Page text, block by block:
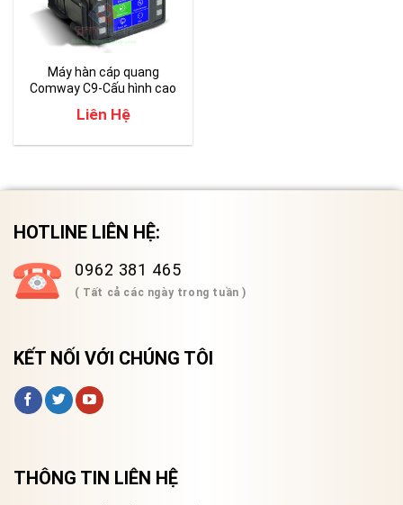
Máy hàn cáp quang
Comway C9-Cấu hình cao
Liên Hệ
HOTLINE LIÊN HỆ:
0962 381 465
( Tất cả các ngày trong tuần )
KẾT NỐI VỚI CHÚNG TÔI
THÔNG TIN LIÊN HỆ